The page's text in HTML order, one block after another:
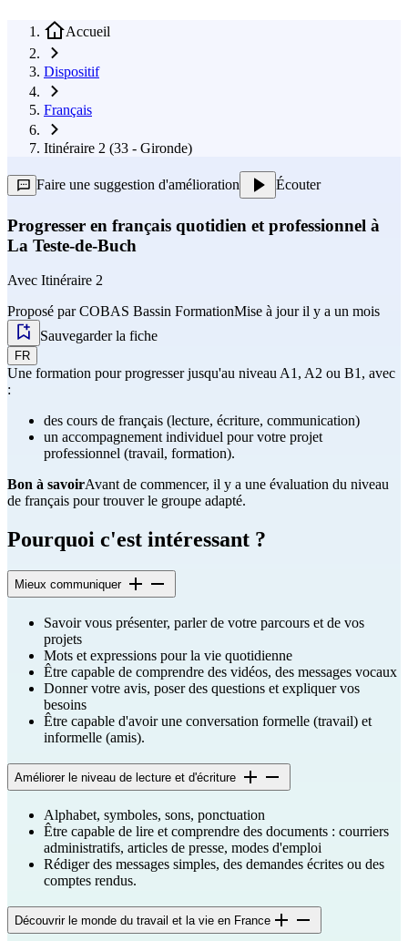
Accueil
Dispositif
Français
Itinéraire 2 (33 - Gironde)
Faire une suggestion d'amélioration Écouter
Progresser en français quotidien et professionnel à
La Teste-de-Buch
Avec Itinéraire 2
Proposé par COBAS Bassin FormationMise à jour il y a un mois
Sauvegarder la fiche
FR
Une formation pour progresser jusqu'au niveau A1, A2 ou B1, avec
:
des cours de français (lecture, écriture, communication)
un accompagnement individuel pour votre projet
professionnel (travail, formation).
Bon à savoirAvant de commencer, il y a une évaluation du niveau
de français pour trouver le groupe adapté.
Pourquoi c'est intéressant ?
Mieux communiquer
Savoir vous présenter, parler de votre parcours et de vos
projets
Mots et expressions pour la vie quotidienne
Être capable de comprendre des vidéos, des messages vocaux
Donner votre avis, poser des questions et expliquer vos
besoins
Être capable d'avoir une conversation formelle (travail) et
informelle (amis).
Améliorer le niveau de lecture et d'écriture
Alphabet, symboles, sons, ponctuation
Être capable de lire et comprendre des documents : courriers
administratifs, articles de presse, modes d'emploi
Rédiger des messages simples, des demandes écrites ou des
comptes rendus.
Découvrir le monde du travail et la vie en France